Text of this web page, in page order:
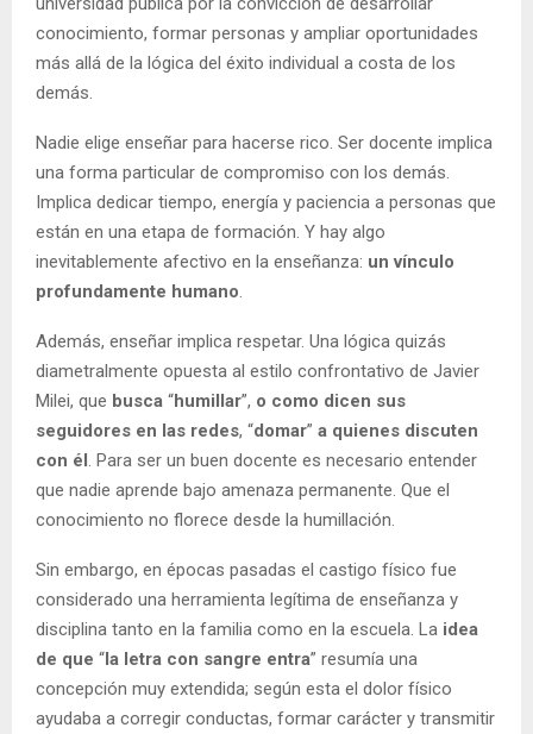
conocimiento, formar personas y ampliar oportunidades
más allá de la lógica del éxito individual a costa de los
demás.
Nadie elige enseñar para hacerse rico. Ser docente implica
una forma particular de compromiso con los demás.
Implica dedicar tiempo, energía y paciencia a personas que
están en una etapa de formación. Y hay algo
inevitablemente afectivo en la enseñanza: un vínculo
profundamente humano.
Además, enseñar implica respetar. Una lógica quizás
diametralmente opuesta al estilo confrontativo de Javier
Milei, que busca “humillar”, o como dicen sus
seguidores en las redes, “domar” a quienes discuten
con él . Para ser un buen docente es necesario entender
que nadie aprende bajo amenaza permanente. Que el
conocimiento no florece desde la humillación.
Sin embargo, en épocas pasadas el castigo físico fue
considerado una herramienta legítima de enseñanza y
disciplina tanto en la familia como en la escuela. La idea
de que “ la letra con sangre entra” resumía una
concepción muy extendida; según esta el dolor físico
ayudaba a corregir conductas, formar carácter y transmitir